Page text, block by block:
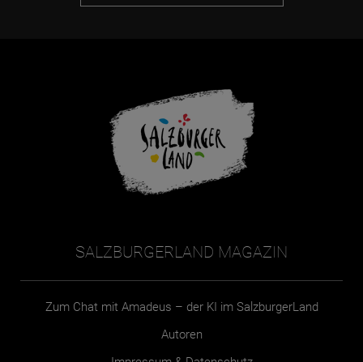
SALZBURGERLAND MAGAZIN
Zum Chat mit Amadeus – der KI im SalzburgerLand
Autoren